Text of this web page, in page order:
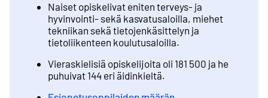
Naiset opiskelivat eniten terveys- ja
hyvinvointi- sekä kasvatusaloilla, miehet
tekniikan sekä tietojenkäsittelyn ja
tietoliikenteen koulutusaloilla.
Vieraskielisiä opiskelijoita oli 181 500 ja he
puhuivat 144 eri äidinkieltä.